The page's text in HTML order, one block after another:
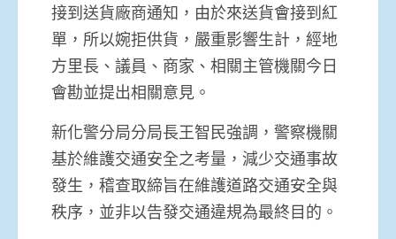
接到送貨廠商通知，由於來送貨會接到紅
單，所以婉拒供貨，嚴重影響生計，經地
方里長、議員、商家、相關主管機關今日
會勘並提出相關意見。
新化警分局分局長王智民強調，警察機關
基於維護交通安全之考量，減少交通事故
發生，稽查取締旨在維護道路交通安全與
秩序，並非以告發交通違規為最終目的。